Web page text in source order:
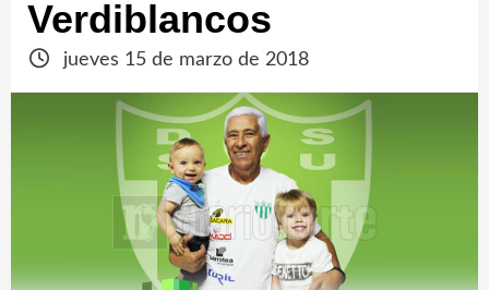
Verdiblancos
jueves 15 de marzo de 2018